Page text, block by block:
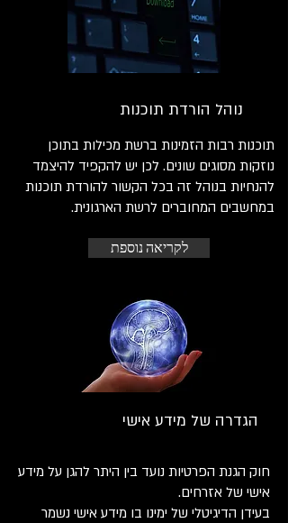
נוהל הורדת תוכנות
תוכנות רבות הזמינות ברשת מכילות בתוכן
נוזקות מסוגים שונים. לכן יש להקפיד להיצמד
להנחיות בנוהל זה בכל הקשור להורדת תוכנות
במחשבים המחוברים לרשת הארגונית.
לקריאה נוספת
הגדרה של מידע אישי
חוק הגנת הפרטיות נועד בין היתר להגן על מידע
אישי של אזרחים.
בעידן הדיגיטלי של ימינו בו מידע אישי נשמר